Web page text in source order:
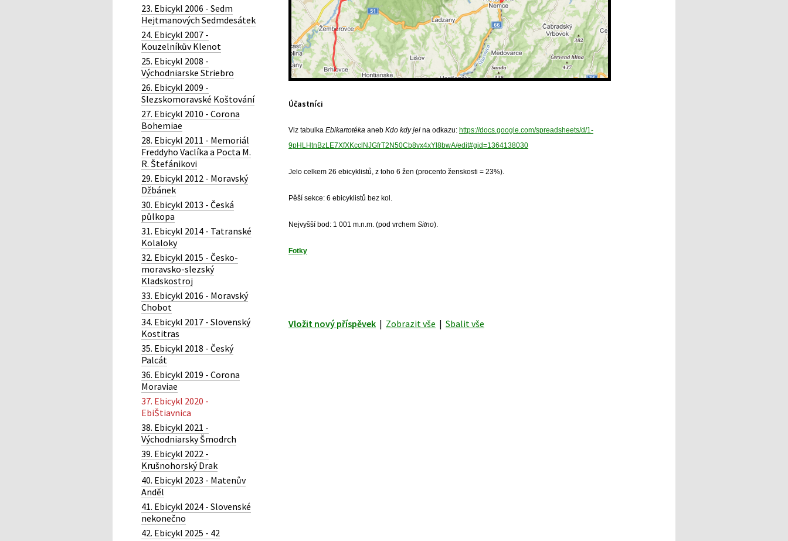
Účastníci
Viz tabulka Ebikartotéka aneb Kdo kdy jel na odkazu: https://docs.google.com/spreadsheets/d/1-
9pHLHtnBzLE7XfXKcclNJGfrT2N50Cb8vx4xYl8bwA/edit#gid=1364138030
Jelo celkem 26 ebicyklistů, z toho 6 žen (procento ženskosti = 23%).
Pěší sekce: 6 ebicyklistů bez kol.
Nejvyšší bod: 1 001 m.n.m. (pod vrchem Sitno).
Fotky
Vložit nový příspěvek | Zobrazit vše | Sbalit vše
23. Ebicykl 2006 - Sedm
Hejtmanových Sedmdesátek
24. Ebicykl 2007 -
Kouzelníkův Klenot
25. Ebicykl 2008 -
Východniarske Striebro
26. Ebicykl 2009 -
Slezskomoravské Koštování
27. Ebicykl 2010 - Corona
Bohemiae
28. Ebicykl 2011 - Memoriál
Freddyho Vaclíka a Pocta M.
R. Štefánikovi
29. Ebicykl 2012 - Moravský
Džbánek
30. Ebicykl 2013 - Česká
půlkopa
31. Ebicykl 2014 - Tatranské
Kolaloky
32. Ebicykl 2015 - Česko-
moravsko-slezský
Kladskostroj
33. Ebicykl 2016 - Moravský
Chobot
34. Ebicykl 2017 - Slovenský
Kostitras
35. Ebicykl 2018 - Český
Palcát
36. Ebicykl 2019 - Corona
Moraviae
37. Ebicykl 2020 -
EbiŠtiavnica
38. Ebicykl 2021 -
Východniarsky Šmodrch
39. Ebicykl 2022 -
Krušnohorský Drak
40. Ebicykl 2023 - Matenův
Anděl
41. Ebicykl 2024 - Slovenské
nekonečno
42. Ebicykl 2025 - 42